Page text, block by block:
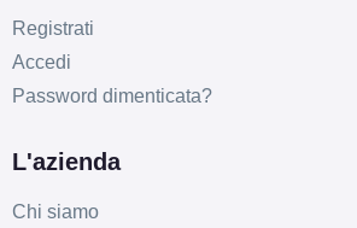
Registrati
Accedi
Password dimenticata?
L'azienda
Chi siamo